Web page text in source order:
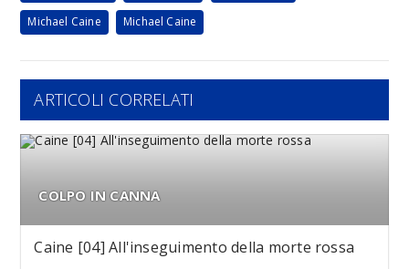
Michael Caine Michael Caine
ARTICOLI CORRELATI
COLPO IN CANNA
Caine [04] All'inseguimento della morte rossa